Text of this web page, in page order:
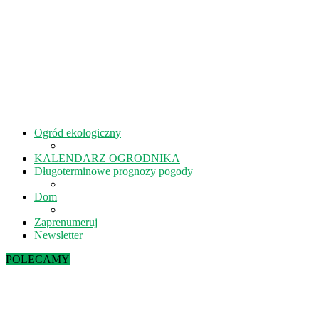
Ogród ekologiczny
KALENDARZ OGRODNIKA
Długoterminowe prognozy pogody
Dom
Zaprenumeruj
Newsletter
POLECAMY